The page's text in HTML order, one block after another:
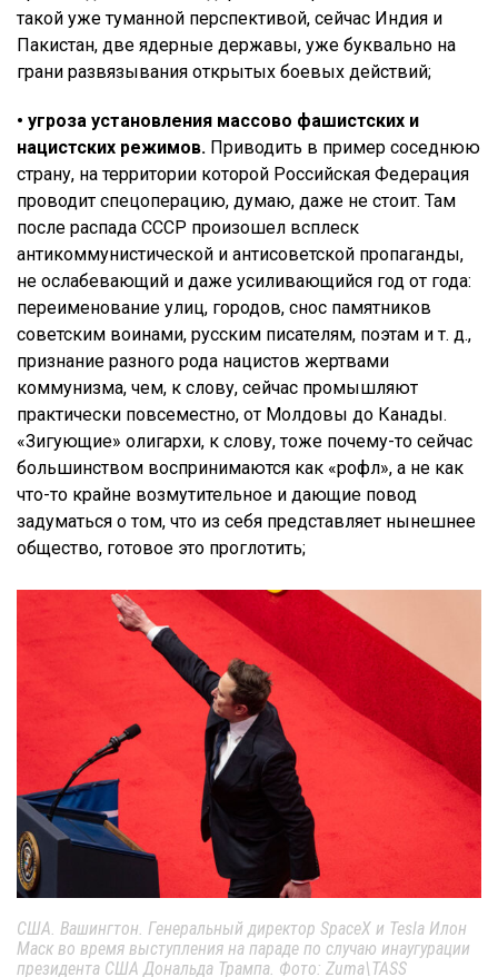
такой уже туманной перспективой, сейчас Индия и
Пакистан, две ядерные державы, уже буквально на
грани развязывания открытых боевых действий;
• угроза установления массово фашистских и
нацистских режимов. Приводить в пример соседнюю
страну, на территории которой Российская Федерация
проводит спецоперацию, думаю, даже не стоит. Там
после распада СССР произошел всплеск
антикоммунистической и антисоветской пропаганды,
не ослабевающий и даже усиливающийся год от года:
переименование улиц, городов, снос памятников
советским воинами, русским писателям, поэтам и т. д.,
признание разного рода нацистов жертвами
коммунизма, чем, к слову, сейчас промышляют
практически повсеместно, от Молдовы до Канады.
«Зигующие» олигархи, к слову, тоже почему-то сейчас
большинством воспринимаются как «рофл», а не как
что-то крайне возмутительное и дающие повод
задуматься о том, что из себя представляет нынешнее
общество, готовое это проглотить;
США. Вашингтон. Генеральный директор SpaceX и Tesla Илон
Маск во время выступления на параде по случаю инаугурации
президента США Дональда Трампа. Фото: Zuma\TASS